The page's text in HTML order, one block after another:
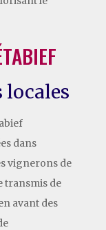
dans
vignerons de
transmis de
avant des